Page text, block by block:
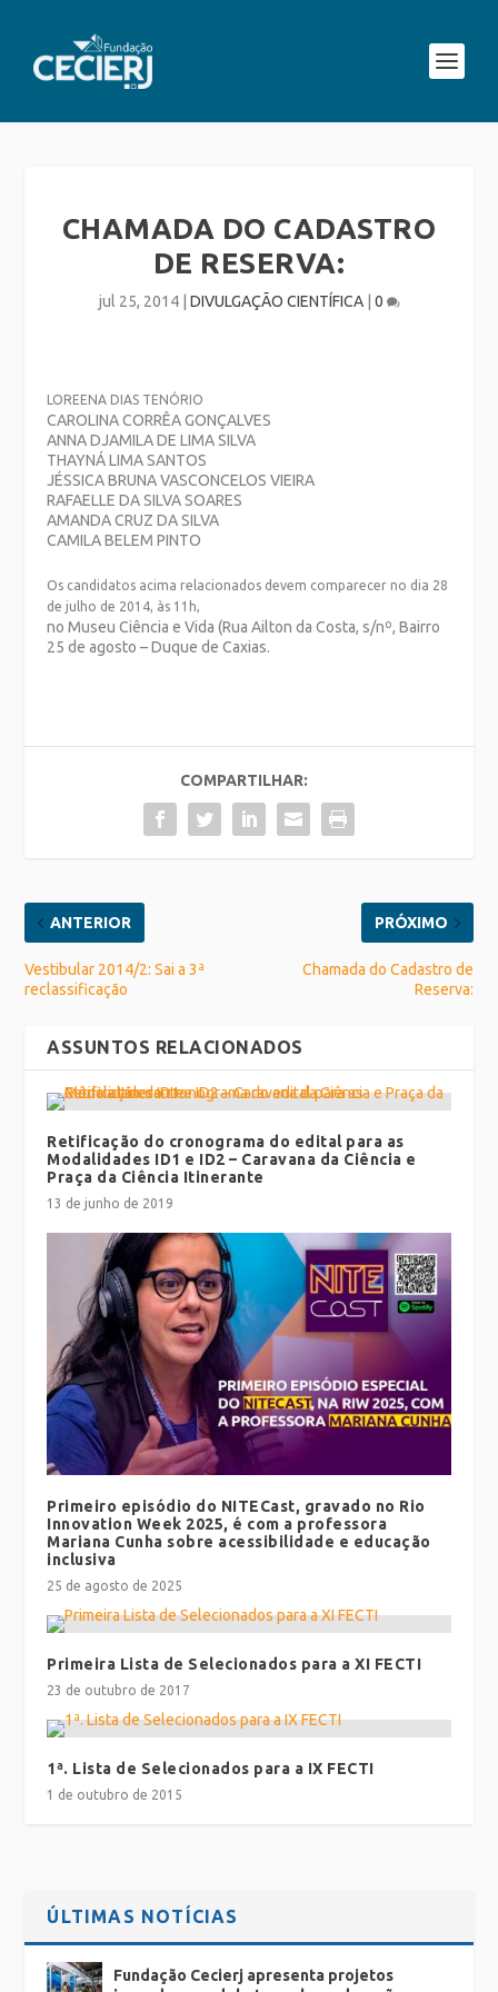
CHAMADA DO CADASTRO
DE RESERVA:
jul 25, 2014| DIVULGAÇÃO CIENTÍFICA| 0
LOREENA DIAS TENÓRIO
CAROLINA CORRÊA GONÇALVES
ANNA DJAMILA DE LIMA SILVA
THAYNÁ LIMA SANTOS
JÉSSICA BRUNA VASCONCELOS VIEIRA
RAFAELLE DA SILVA SOARES
AMANDA CRUZ DA SILVA
CAMILA BELEM PINTO
Os candidatos acima relacionados devem comparecer no dia 28
de julho de 2014, às 11h,
no Museu Ciência e Vida (Rua Ailton da Costa, s/nº, Bairro
25 de agosto – Duque de Caxias.
COMPARTILHAR:
ANTERIOR
Vestibular 2014/2: Sai a 3ª
reclassificação
PRÓXIMO
Chamada do Cadastro de
Reserva:
ASSUNTOS RELACIONADOS
Retificação do cronograma do edital para as
Modalidades ID1 e ID2 – Caravana da Ciência e
Praça da Ciência Itinerante
13 de junho de 2019
Primeiro episódio do NITECast, gravado no Rio
Innovation Week 2025, é com a professora
Mariana Cunha sobre acessibilidade e educação
inclusiva
25 de agosto de 2025
Primeira Lista de Selecionados para a XI FECTI
23 de outubro de 2017
1ª. Lista de Selecionados para a IX FECTI
1 de outubro de 2015
ÚLTIMAS NOTÍCIAS
Fundação Cecierj apresenta projetos